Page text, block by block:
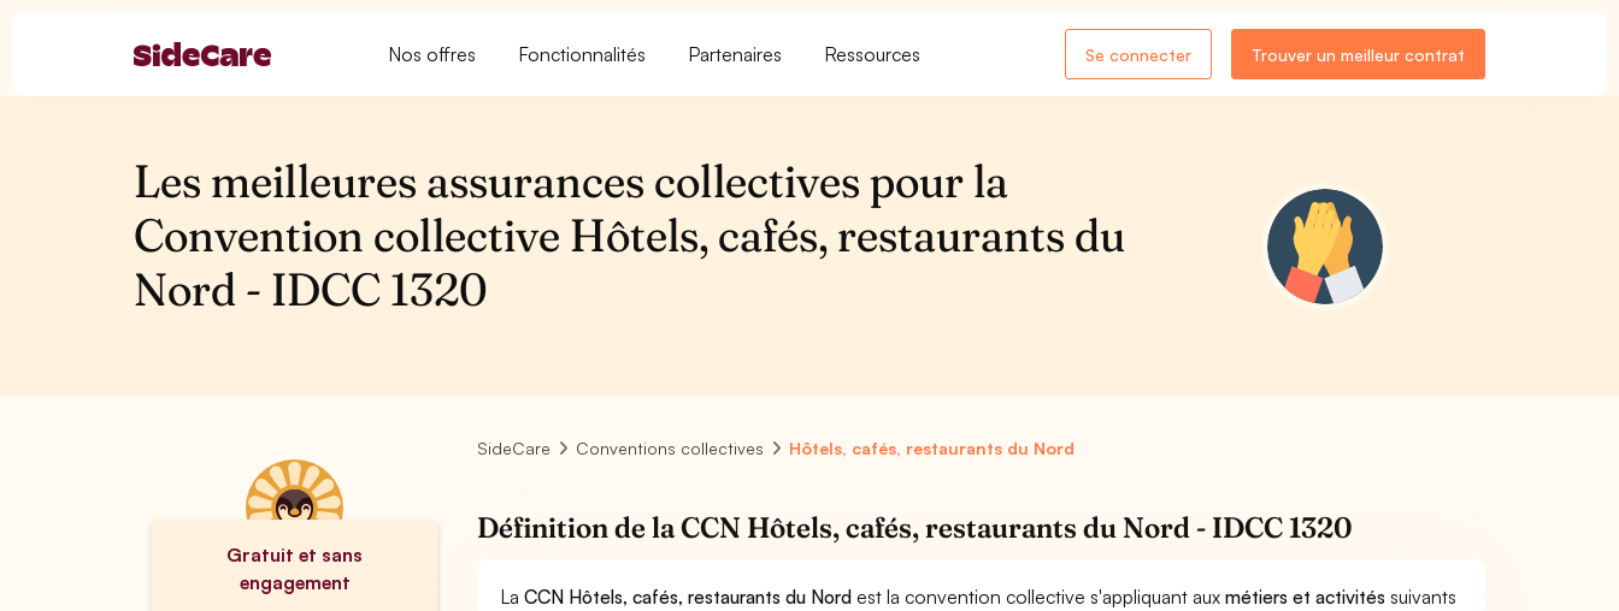
Nos offres Fonctionnalités Partenaires Ressources Se connecter Trouver un meilleur contrat
Les meilleures assurances collectives pour la
Convention collective Hôtels, cafés, restaurants du
Nord - IDCC 1320
Gratuit et sans
engagement
SideCare Conventions collectives Hôtels, cafés, restaurants du Nord
Définition de la CCN Hôtels, cafés, restaurants du Nord - IDCC 1320
LaCCN Hôtels, cafés, restaurants du Nord est la convention collective s'appliquant auxmétiers et activités suivants